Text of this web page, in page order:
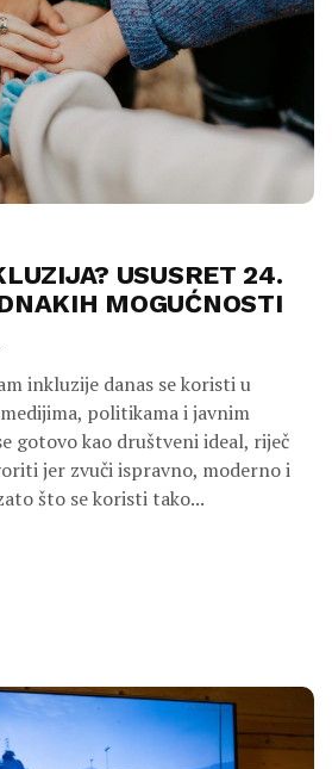
USUSRET 24.
MOGUĆNOSTI
inkluzije danas se koristi u
politikama i javnim
gotovo kao društveni ideal, riječ
jer zvuči ispravno, moderno i
što se koristi tako...